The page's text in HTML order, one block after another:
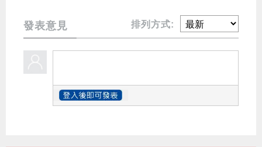
發表意見 排列方式: